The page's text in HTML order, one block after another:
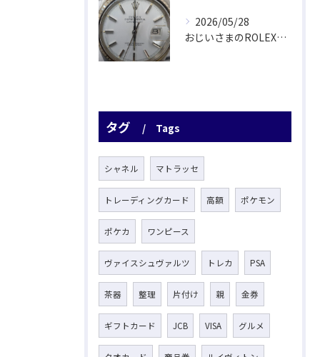
2026/05/28
おじいさまのROLEX驚愕査定！
タグ Tags
シャネル マトラッセ
トレーディングカード 高額 ポケモン
ポケカ ワンピース
ヴァイスシュヴァルツ トレカ PSA
茶器 整理 片付け 親 金券
ギフトカード JCB VISA グルメ